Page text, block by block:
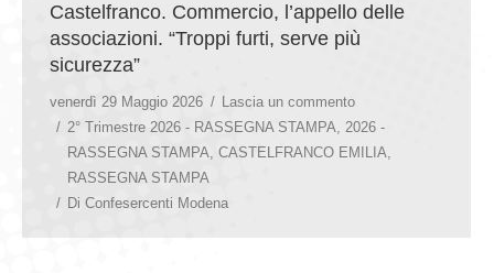
Castelfranco. Commercio, l’appello delle
associazioni. “Troppi furti, serve più
sicurezza”
venerdì 29 Maggio 2026
Lascia un commento
2° Trimestre 2026 - RASSEGNA STAMPA, 2026 -
RASSEGNA STAMPA, CASTELFRANCO EMILIA,
RASSEGNA STAMPA
Di Confesercenti Modena